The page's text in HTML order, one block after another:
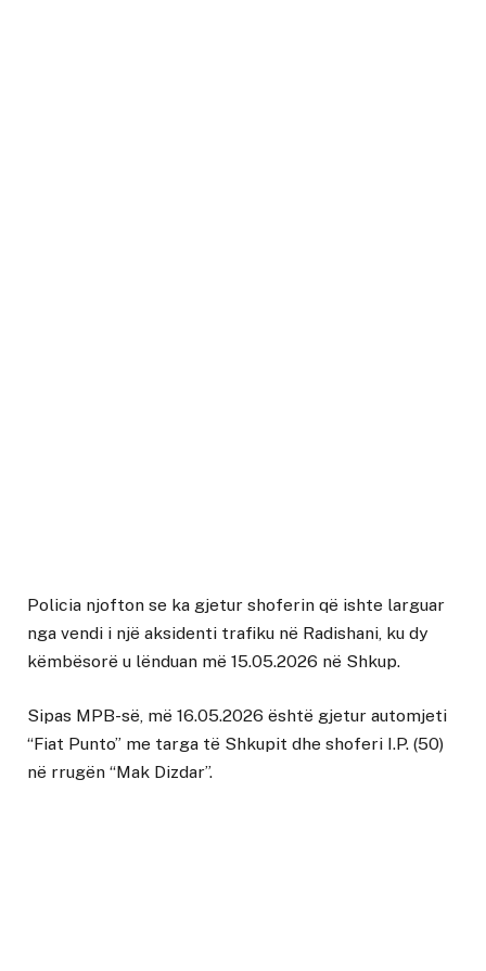
Policia njofton se ka gjetur shoferin që ishte larguar
nga vendi i një aksidenti trafiku në Radishani, ku dy
këmbësorë u lënduan më 15.05.2026 në Shkup.
Sipas MPB-së, më 16.05.2026 është gjetur automjeti
“Fiat Punto” me targa të Shkupit dhe shoferi I.P. (50)
në rrugën “Mak Dizdar”.